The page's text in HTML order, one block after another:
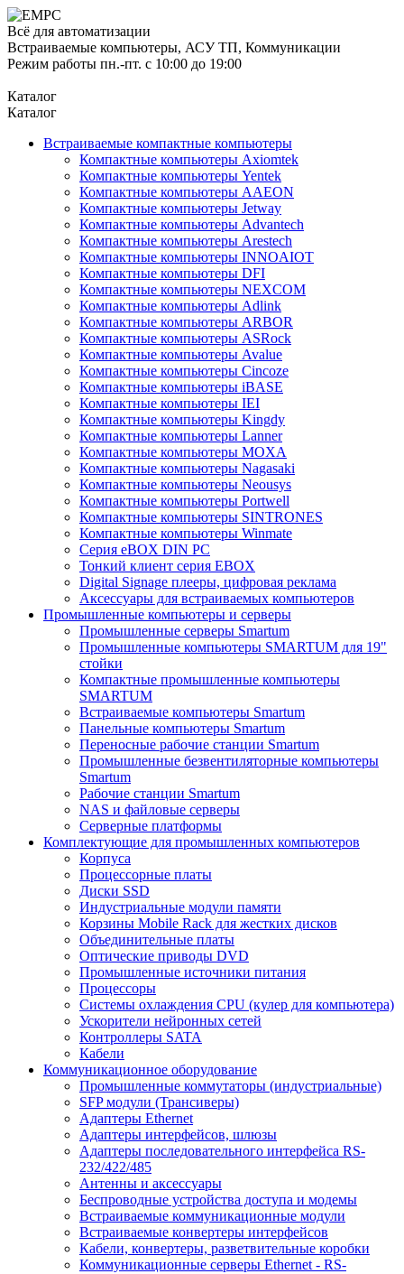
Всё для автоматизации
Встраиваемые компьютеры, АСУ ТП, Коммуникации
Режим работы пн.-пт. с 10:00 до 19:00
Каталог
Каталог
Встраиваемые компактные компьютеры
Компактные компьютеры Axiomtek
Компактные компьютеры Yentek
Компактные компьютеры AAEON
Компактные компьютеры Jetway
Компактные компьютеры Advantech
Компактные компьютеры Arestech
Компактные компьютеры INNOAIOT
Компактные компьютеры DFI
Компактные компьютеры NEXCOM
Компактные компьютеры Adlink
Компактные компьютеры ARBOR
Компактные компьютеры ASRock
Компактные компьютеры Avalue
Компактные компьютеры Cincoze
Компактные компьютеры iBASE
Компактные компьютеры IEI
Компактные компьютеры Kingdy
Компактные компьютеры Lanner
Компактные компьютеры MOXA
Компактные компьютеры Nagasaki
Компактные компьютеры Neousys
Компактные компьютеры Portwell
Компактные компьютеры SINTRONES
Компактные компьютеры Winmate
Серия eBOX DIN PC
Тонкий клиент серия EBOX
Digital Signage плееры, цифровая реклама
Аксессуары для встраиваемых компьютеров
Промышленные компьютеры и серверы
Промышленные серверы Smartum
Промышленные компьютеры SMARTUM для 19"
стойки
Компактные промышленные компьютеры
SMARTUM
Встраиваемые компьютеры Smartum
Панельные компьютеры Smartum
Переносные рабочие станции Smartum
Промышленные безвентиляторные компьютеры
Smartum
Рабочие станции Smartum
NAS и файловые серверы
Серверные платформы
Комплектующие для промышленных компьютеров
Корпуса
Процессорные платы
Диски SSD
Индустриальные модули памяти
Корзины Mobile Rack для жестких дисков
Объединительные платы
Оптические приводы DVD
Промышленные источники питания
Процессоры
Системы охлаждения CPU (кулер для компьютера)
Ускорители нейронных сетей
Контроллеры SATA
Кабели
Коммуникационное оборудование
Промышленные коммутаторы (индустриальные)
SFP модули (Трансиверы)
Адаптеры Ethernet
Адаптеры интерфейсов, шлюзы
Адаптеры последовательного интерфейса RS-
232/422/485
Антенны и аксессуары
Беспроводные устройства доступа и модемы
Встраиваемые коммуникационные модули
Встраиваемые конвертеры интерфейсов
Кабели, конвертеры, разветвительные коробки
Коммуникационные серверы Ethernet - RS-